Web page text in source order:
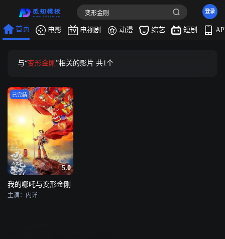
登录
首页 电影 电视剧 动漫 综艺 短剧
与“变形金刚 ”相关的影片 共1个
24 5.0
已完结
我的哪吒与变形金刚
主演：内详